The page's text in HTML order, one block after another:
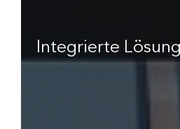
Integrierte